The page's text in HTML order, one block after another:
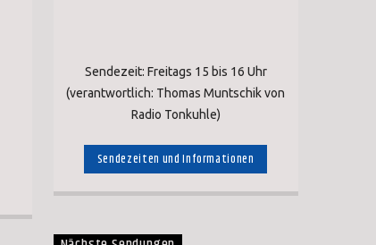
Sendezeit: Freitags 15 bis 16 Uhr
(verantwortlich: Thomas Muntschik von
Radio Tonkuhle)
Sendezeiten und Informationen